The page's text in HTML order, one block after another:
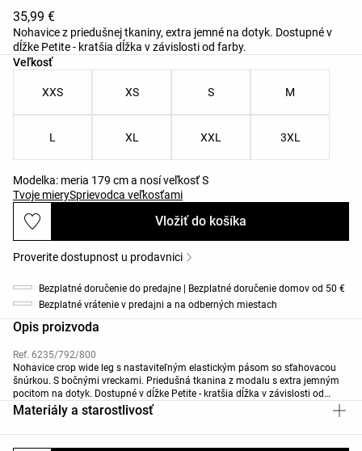
35,99 €
Nohavice z priedušnej tkaniny, extra jemné na dotyk. Dostupné v
dĺžke Petite - kratšia dĺžka v závislosti od farby.
Veľkosť
Zoznam veľkostí produktu
XXS XS S M
L XL XXL 3XL
Modelka: meria 179 cm a nosí veľkosť S
Tvoje mierySprievodca veľkosťami
Vložiť do košíka
Proverite dostupnost u prodavnici
Bezplatné doručenie do predajne | Bezplatné doručenie domov od 50 €
Bezplatné vrátenie v predajni a na odberných miestach
Opis proizvoda
Ref. 6235/792/800
Nohavice crop wide leg s nastaviteľným elastickým pásom so sťahovacou
šnúrkou. S bočnými vreckami. Priedušná tkanina z modalu s extra jemným
pocitom na dotyk. Dostupné v dĺžke Petite - kratšia dĺžka v závislosti od
farby.
Materiály a starostlivosť